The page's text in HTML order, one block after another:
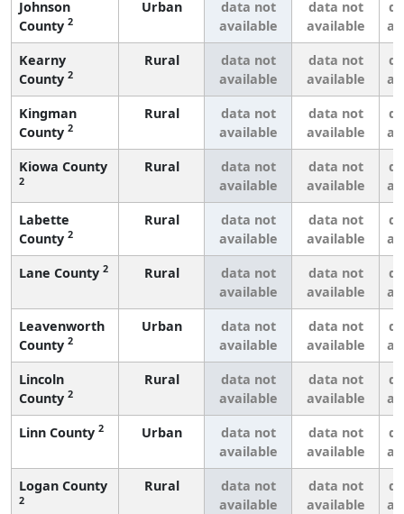
Johnson
County 2
Urban
data not
available
data not
available
Kearny
County 2
Rural
data not
available
data not
available
Kingman
County 2
Rural
data not
available
data not
available
Kiowa County
2
Rural
data not
available
data not
available
Labette
County 2
Rural
data not
available
data not
available
Lane County 2 Rural
data not
available
data not
available
Leavenworth
County 2
Urban
data not
available
data not
available
Lincoln
County 2
Rural
data not
available
data not
available
Linn County 2 Urban
data not
available
data not
available
Logan County
2
Rural
data not
available
data not
available